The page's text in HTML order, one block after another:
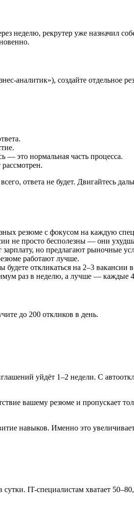
неделю, рекрутер уже назначил
аналитик»), создайте отдельное
— это нормальная часть процесса.
ответа не будет. Двигайтесь
резюме с фокусом на каждую
не просто бесполезны — они
но предлагают рыночные
работают лучше.
откликаться на 2–3
раз в неделю, а лучше — каждые
до 200 откликов в день.
уйдёт 1–2 недели. С
вашему резюме и
навыков. Именно это
IT-специалистам хватает